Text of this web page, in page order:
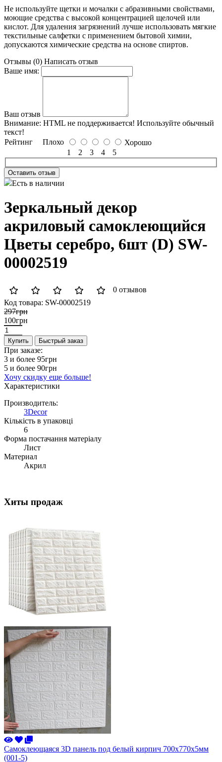
Не используйте щетки и мочалки с абразивными свойствами,
моющие средства с высокой концентрацией щелочей или
кислот. Для удаления загрязнений лучше использовать мягкие
текстильные салфетки с применением бытовой химии,
допускаются химические средства на основе спиртов.
Отзывы (0) Написать отзыв
Ваше имя:
Ваш отзыв
Внимание: HTML не поддерживается! Используйте обычный
текст!
Рейтинг Плохо
Хорошо
1
2 3 4 5
Оставить отзыв
Есть в наличии
Зеркальный декор
акриловый самоклеющийся
Цветы серебро, 6шт (D) SW-
00002519
0 отзывов
Код товара: SW-00002519
297грн
100грн
Купить Быстрый заказ
При заказе:
3 и более 95грн
5 и более 90грн
Хочу скидку еще больше!
Характеристики
Производитель:
3Decor
Кількість в упаковці
6
Форма постачання матеріалу
Лист
Материал
Акрил
Хиты продаж
Самоклеющаяся 3D панель под белый кирпич 700x770x5мм
(001-5)